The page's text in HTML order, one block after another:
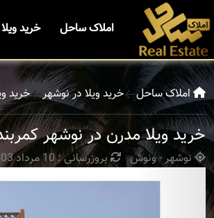
املاک ساحل خرید
املاک ساحل خرید ویلا در نوشهر خرید
خرید ویلا مدرن در نوشهر
نوشهر - ونوش بروزرسانی : 10 مرداد 1403